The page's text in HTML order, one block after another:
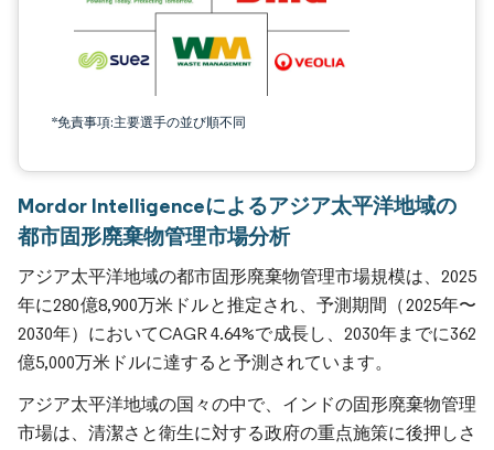
*免責事項:主要選手の並び順不同
Mordor Intelligenceによるアジア太平洋地域の
都市固形廃棄物管理市場分析
アジア太平洋地域の都市固形廃棄物管理市場規模は、2025
年に280億8,900万米ドルと推定され、予測期間（2025年〜
2030年）においてCAGR 4.64%で成長し、2030年までに362
億5,000万米ドルに達すると予測されています。
アジア太平洋地域の国々の中で、インドの固形廃棄物管理
市場は、清潔さと衛生に対する政府の重点施策に後押しさ